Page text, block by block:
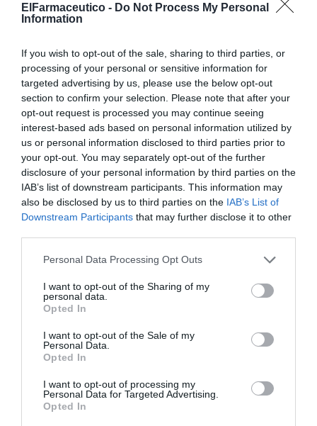
ElFarmaceutico - Do Not Process My Personal
Information
If you wish to opt-out of the sale, sharing to third parties, or
processing of your personal or sensitive information for
targeted advertising by us, please use the below opt-out
section to confirm your selection. Please note that after your
opt-out request is processed you may continue seeing
interest-based ads based on personal information utilized by
us or personal information disclosed to third parties prior to
your opt-out. You may separately opt-out of the further
disclosure of your personal information by third parties on the
IAB’s list of downstream participants. This information may
also be disclosed by us to third parties on the IAB’s List of
Downstream Participants that may further disclose it to other
Personal Data Processing Opt Outs
I want to opt-out of the Sharing of my
personal data.
Opted In
I want to opt-out of the Sale of my
Personal Data.
Opted In
I want to opt-out of processing my
Personal Data for Targeted Advertising.
Opted In
colaboradores para ayudar a mejorar los resultados,
reducir los costes de atención de salud, aumentar la
ampliar el acceso a la smisma.
Presencia en Infarma
Con la nueva imagen como BD, el equipo que formaba
ARX presentará las tecnologías Rowa en Infarma
Madrid 2016. Como novedad mostrará las ventajas de
las Soluciones Digitales Rowa, para mejorar relaciones
con los clientes y explotar el potencial económico de la
farmacia.
AñadirEl Farmacéuticocomo fuente preferida
de Google de forma gratuita
Mantente informado con las últimas noticias de actualidad.
Infarma Madrid 2016 Rowa
becton dickinson